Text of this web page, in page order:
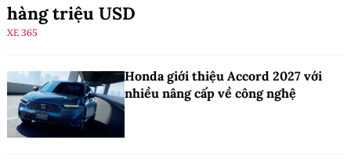
hàng triệu USD
XE 365
Honda giới thiệu Accord 2027 với
nhiều nâng cấp về công nghệ